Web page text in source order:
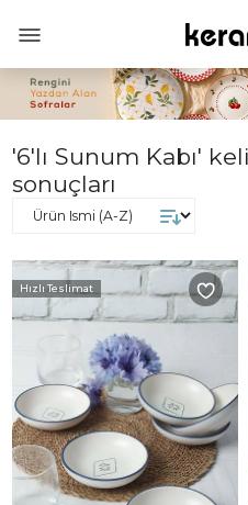
'6'lı Sunum Kabı'
sonuçları
Hızlı Teslimat